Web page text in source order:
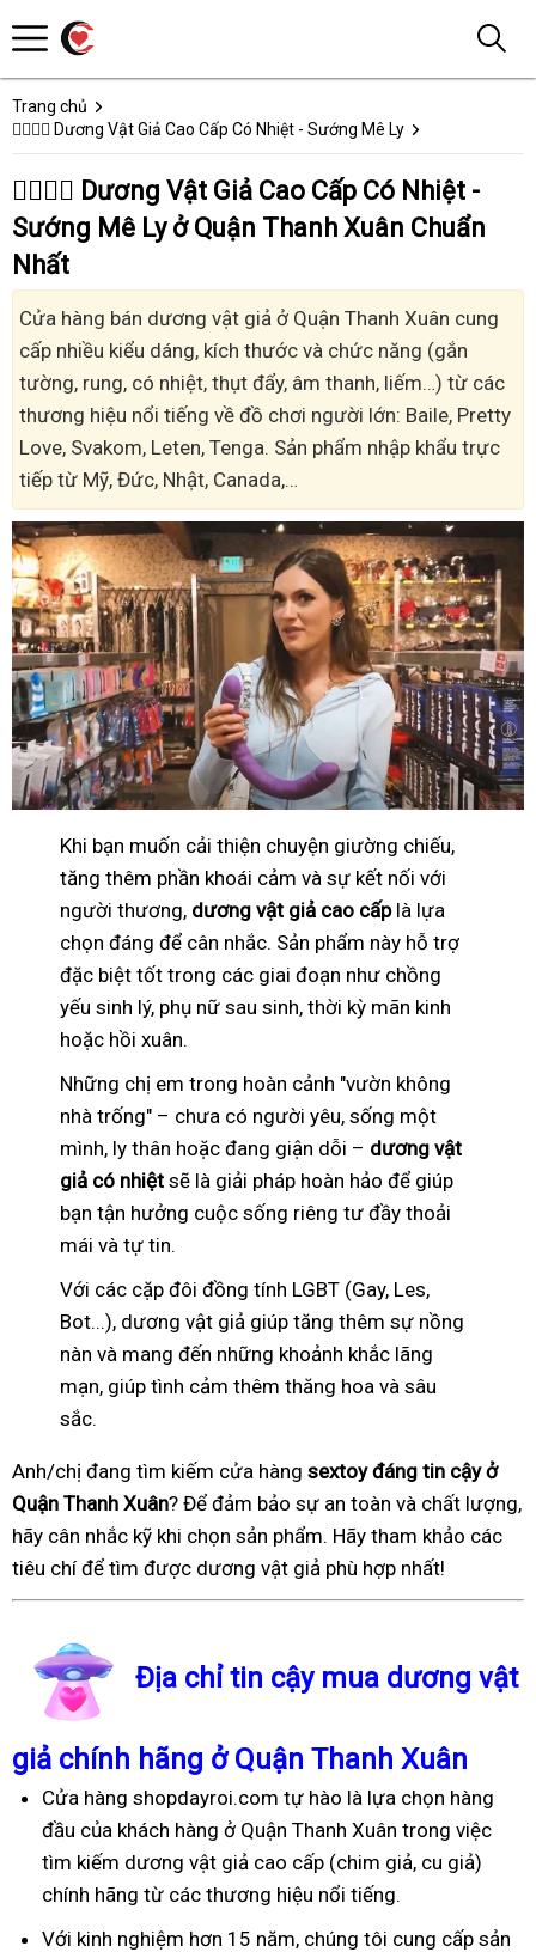
Trang chủ
👩‍❤️‍💋‍👨 Dương Vật Giả Cao Cấp Có Nhiệt - Sướng Mê Ly
👩‍❤️‍💋‍👨 Dương Vật Giả Cao Cấp Có Nhiệt -
Sướng Mê Ly ở Quận Thanh Xuân Chuẩn
Nhất
Cửa hàng bán dương vật giả ở Quận Thanh Xuân cung
cấp nhiều kiểu dáng, kích thước và chức năng (gắn
tường, rung, có nhiệt, thụt đẩy, âm thanh, liếm…) từ các
thương hiệu nổi tiếng về đồ chơi người lớn: Baile, Pretty
Love, Svakom, Leten, Tenga. Sản phẩm nhập khẩu trực
tiếp từ Mỹ, Đức, Nhật, Canada,…
Khi bạn muốn cải thiện chuyện giường chiếu,
tăng thêm phần khoái cảm và sự kết nối với
người thương, dương vật giả cao cấplà lựa
chọn đáng để cân nhắc. Sản phẩm này hỗ trợ
đặc biệt tốt trong các giai đoạn như chồng
yếu sinh lý, phụ nữ sau sinh, thời kỳ mãn kinh
hoặc hồi xuân.
Những chị em trong hoàn cảnh "vườn không
nhà trống" – chưa có người yêu, sống một
mình, ly thân hoặc đang giận dỗi – dương vật
giả có nhiệt sẽ là giải pháp hoàn hảo để giúp
bạn tận hưởng cuộc sống riêng tư đầy thoải
mái và tự tin.
Với các cặp đôi đồng tính LGBT (Gay, Les,
Bot...), dương vật giả giúp tăng thêm sự nồng
nàn và mang đến những khoảnh khắc lãng
mạn, giúp tình cảm thêm thăng hoa và sâu
sắc.
Anh/chị đang tìm kiếm cửa hàng sextoy đáng tin cậy ở
Quận Thanh Xuân? Để đảm bảo sự an toàn và chất lượng,
hãy cân nhắc kỹ khi chọn sản phẩm. Hãy tham khảo các
tiêu chí để tìm được dương vật giả phù hợp nhất!
Địa chỉ tin cậy mua dương vật
giả chính hãng ở Quận Thanh Xuân
Cửa hàng shopdayroi.com tự hào là lựa chọn hàng
đầu của khách hàng ở Quận Thanh Xuân trong việc
tìm kiếm dương vật giả cao cấp (chim giả, cu giả)
chính hãng từ các thương hiệu nổi tiếng.
Với kinh nghiệm hơn 15 năm, chúng tôi cung cấp sản